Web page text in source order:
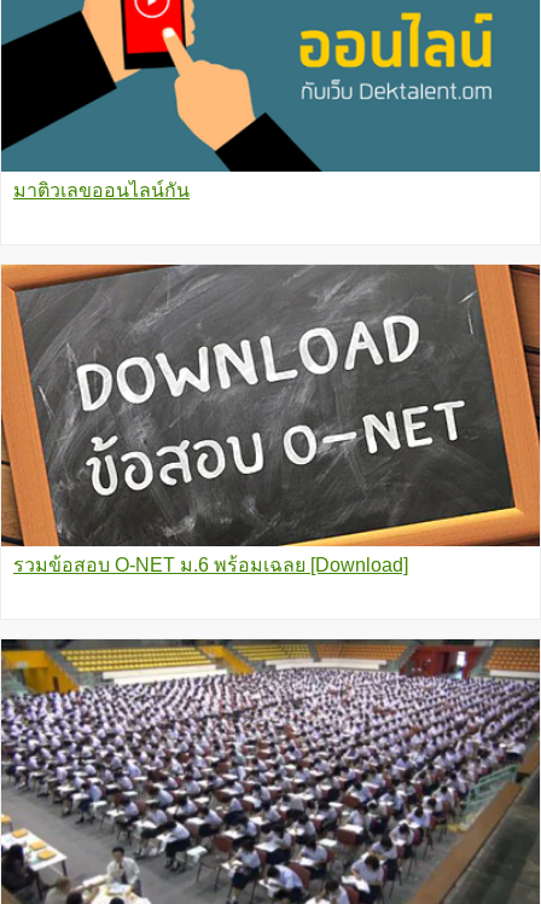
มาติวเลขออนไลน์กัน
รวมข้อสอบ O-NET ม.6 พร้อมเฉลย [Download]